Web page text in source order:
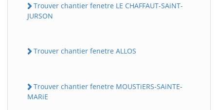
Trouver chantier fenetre LE CHAFFAUT-SAiNT-
JURSON
Trouver chantier fenetre ALLOS
Trouver chantier fenetre MOUSTiERS-SAiNTE-
MARiE